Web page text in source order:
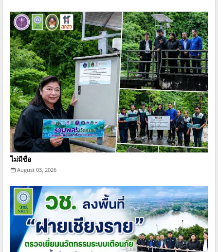
ไม่มีชื่อ
August 03, 2026